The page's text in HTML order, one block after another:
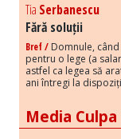
Tia Serbanescu
Fără soluții
Bref / Domnule,
pentru o lege (a
astfel ca legea să
ani întregi la
Media Culpa